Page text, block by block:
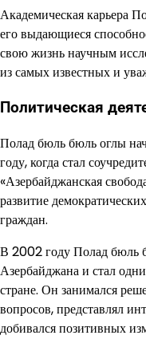
Академическая карьера
его выдающиеся
свою жизнь научным
из самых известных и
Политическая
Полад бюль бюль оглы
году, когда стал
«Азербайджанская
развитие
граждан.
В 2002 году Полад бюль
Азербайджана и стал
стране. Он занимался
вопросов, представлял
добивался позитивных